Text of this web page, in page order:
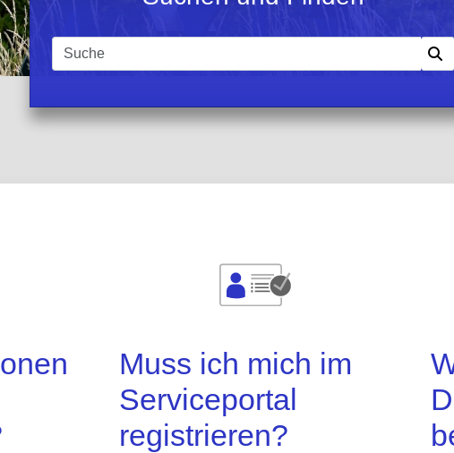
Muss ich mich im
Serviceportal
registrieren?